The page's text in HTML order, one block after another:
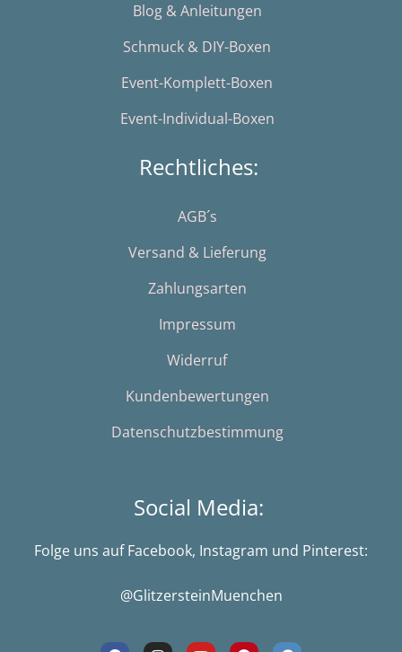
Blog & Anleitungen
Schmuck & DIY-Boxen
Event-Komplett-Boxen
Event-Individual-Boxen
Rechtliches:
AGB´s
Versand & Lieferung
Zahlungsarten
Impressum
Widerruf
Kundenbewertungen
Datenschutzbestimmung
Social Media:
Folge uns auf Facebook, Instagram und Pinterest:
@GlitzersteinMuenchen